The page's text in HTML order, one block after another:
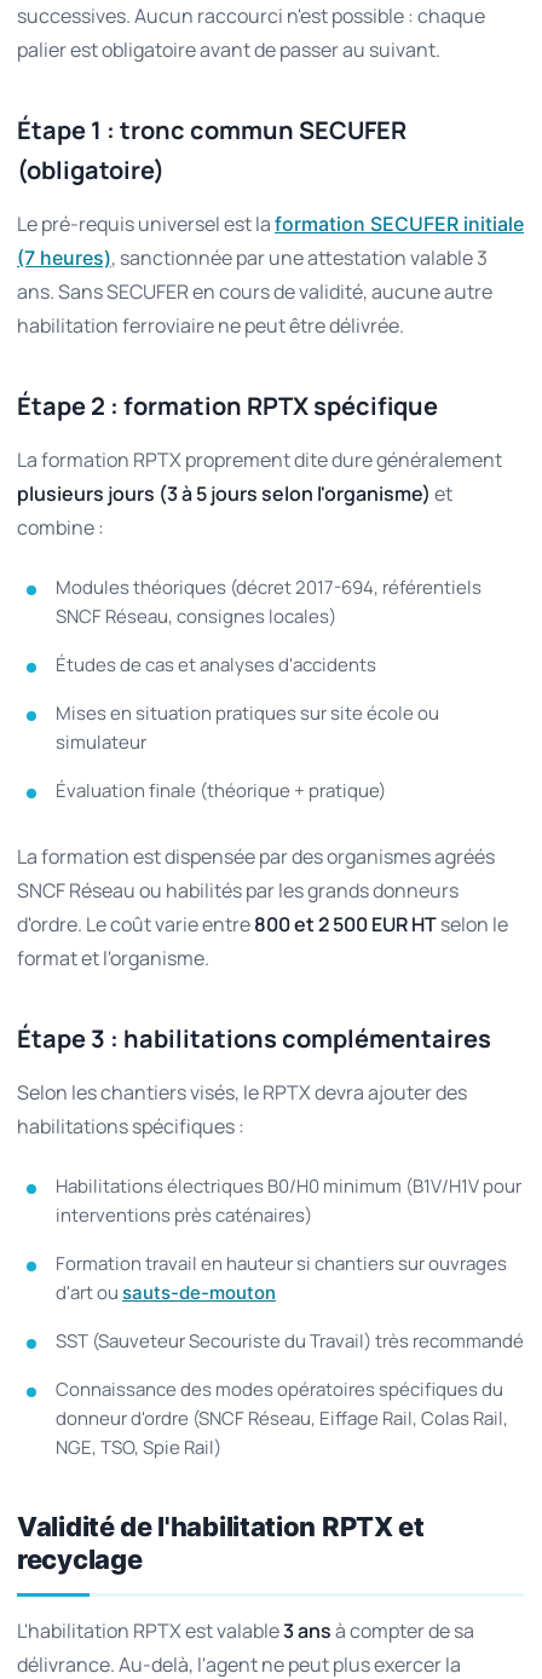
successives. Aucun raccourci n'est possible : chaque
palier est obligatoire avant de passer au suivant.
Étape 1 : tronc commun SECUFER
(obligatoire)
Le pré-requis universel est la formation SECUFER initiale
(7 heures), sanctionnée par une attestation valable 3
ans. Sans SECUFER en cours de validité, aucune autre
habilitation ferroviaire ne peut être délivrée.
Étape 2 : formation RPTX spécifique
La formation RPTX proprement dite dure généralement
plusieurs jours (3 à 5 jours selon l'organisme) et
combine :
Modules théoriques (décret 2017-694, référentiels
SNCF Réseau, consignes locales)
Études de cas et analyses d'accidents
Mises en situation pratiques sur site école ou
simulateur
Évaluation finale (théorique + pratique)
La formation est dispensée par des organismes agréés
SNCF Réseau ou habilités par les grands donneurs
d'ordre. Le coût varie entre800 et 2 500 EUR HTselon le
format et l'organisme.
Étape 3 : habilitations complémentaires
Selon les chantiers visés, le RPTX devra ajouter des
habilitations spécifiques :
Habilitations électriques B0/H0 minimum (B1V/H1V pour
interventions près caténaires)
Formation travail en hauteur si chantiers sur ouvrages
d'art ou sauts-de-mouton
SST (Sauveteur Secouriste du Travail) très recommandé
Connaissance des modes opératoires spécifiques du
donneur d'ordre (SNCF Réseau, Eiffage Rail, Colas Rail,
NGE, TSO, Spie Rail)
Validité de l'habilitation RPTX et
recyclage
L'habilitation RPTX est valable3 ansà compter de sa
délivrance. Au-delà, l'agent ne peut plus exercer la